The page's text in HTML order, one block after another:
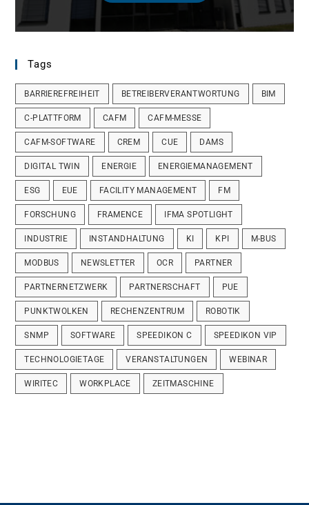
Tags
BARRIEREFREIHEIT BETREIBERVERANTWORTUNG BIM
C-PLATTFORM CAFM CAFM-MESSE
CAFM-SOFTWARE CREM CUE DAMS
DIGITAL TWIN ENERGIE ENERGIEMANAGEMENT
ESG EUE FACILITY MANAGEMENT FM
FORSCHUNG FRAMENCE IFMA SPOTLIGHT
INDUSTRIE INSTANDHALTUNG KI KPI M-BUS
MODBUS NEWSLETTER OCR PARTNER
PARTNERNETZWERK PARTNERSCHAFT PUE
PUNKTWOLKEN RECHENZENTRUM ROBOTIK
SNMP SOFTWARE SPEEDIKON C SPEEDIKON VIP
TECHNOLOGIETAGE VERANSTALTUNGEN WEBINAR
WIRITEC WORKPLACE ZEITMASCHINE